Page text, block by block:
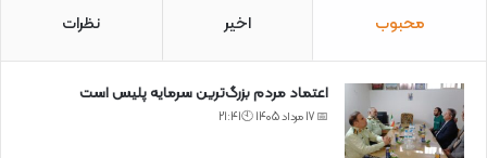
محبوب اخیر نظرات
اعتماد مردم بزرگ‌ترین سرمایه پلیس است
📅 17 مرداد 1405 🕙21:41